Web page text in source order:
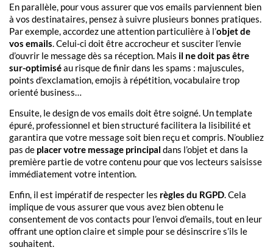
En parallèle, pour vous assurer que vos emails parviennent bien
à vos destinataires, pensez à suivre plusieurs bonnes pratiques.
Par exemple, accordez une attention particulière à l’objet de
vos emails. Celui-ci doit être accrocheur et susciter l’envie
d’ouvrir le message dès sa réception. Mais il ne doit pas être
sur-optimiséau risque de finir dans les spams : majuscules,
points d’exclamation, emojis à répétition, vocabulaire trop
orienté business…
Ensuite, le design de vos emails doit être soigné. Un template
épuré, professionnel et bien structuré facilitera la lisibilité et
garantira que votre message soit bien reçu et compris. N’oubliez
pas de placer votre message principal dans l’objet et dans la
première partie de votre contenu pour que vos lecteurs saisisse
immédiatement votre intention.
Enfin, il est impératif de respecter les règles du RGPD. Cela
implique de vous assurer que vous avez bien obtenu le
consentement de vos contacts pour l’envoi d’emails, tout en leur
offrant une option claire et simple pour se désinscrire s’ils le
souhaitent.